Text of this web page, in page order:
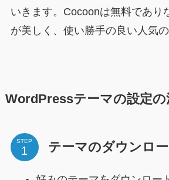
いきます。Cocoonは無料であり
が美しく、使い勝手の良い人気
WordPressテーマの設定の
STEP テーマのダウンロ